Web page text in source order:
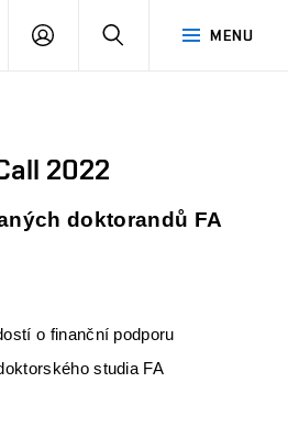
MENU
PŘIHLÁSIT
2022
doktorandů FA
o finanční podporu
studia FA